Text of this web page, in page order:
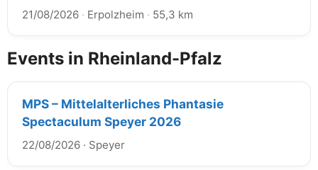
21/08/2026 · Erpolzheim · 55,3 km
Events in Rheinland-Pfalz
MPS – Mittelalterliches Phantasie
Spectaculum Speyer 2026
22/08/2026 · Speyer